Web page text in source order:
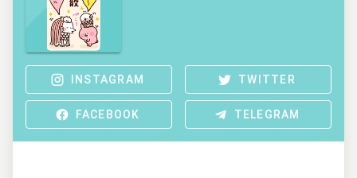
INSTAGRAM TWITTER
FACEBOOK TELEGRAM